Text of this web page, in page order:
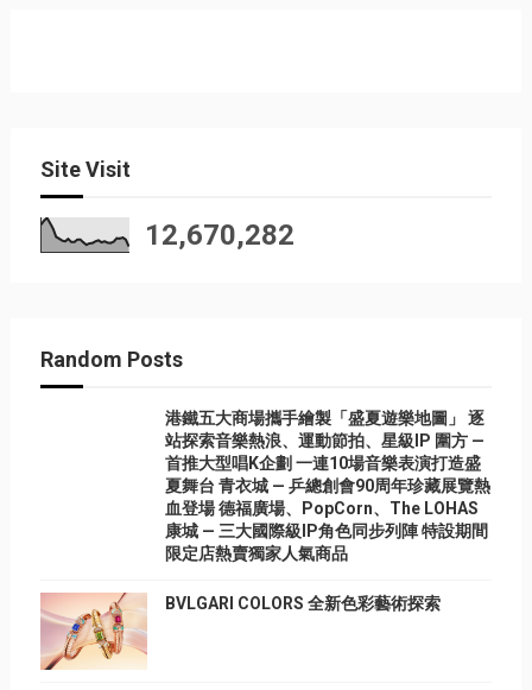
Site Visit
12,670,282
Random Posts
港鐵五大商場攜手繪製「盛夏遊樂地圖」 逐
站探索音樂熱浪、運動節拍、星級IP 圍方 —
首推大型唱K企劃 一連10場音樂表演打造盛
夏舞台 青衣城 — 乒總創會90周年珍藏展覽熱
血登場 德福廣場、PopCorn、The LOHAS
康城 — 三大國際級IP角色同步列陣 特設期間
限定店熱賣獨家人氣商品
BVLGARI COLORS 全新色彩藝術探索